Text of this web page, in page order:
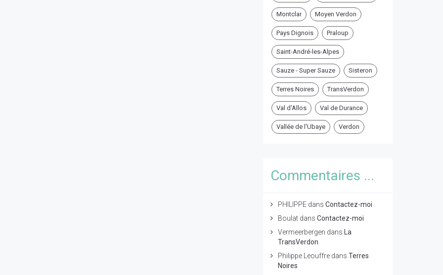
Montclar Moyen Verdon
Pays Dignois Praloup
Saint-André-les-Alpes
Sauze - Super Sauze Sisteron
Terres Noires TransVerdon
Val d'Allos Val de Durance
Vallée de l'Ubaye Verdon
Commentaires ...
PHILIPPEdans Contactez-moi
Boulatdans Contactez-moi
Vermeerbergen dans
La
TransVerdon
Philippe Leouffredans Terres
Noires